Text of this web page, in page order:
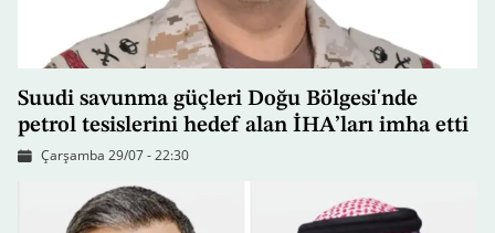
Suudi savunma güçleri Doğu Bölgesi'nde
petrol tesislerini hedef alan İHA’ları imha etti
Çarşamba 29/07 - 22:30